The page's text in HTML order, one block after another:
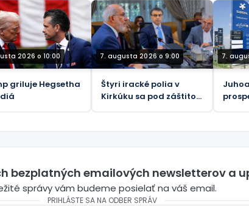
Guardian
2026 o 10:00
griluje Hegsetha
7. augusta 2026 o 9:00
Štyri iracké polia v
Kirkúku sa pod záštitou
7.
bezplatných emailových newsletterov a
správy vám budeme posielať na váš email.
PRIHLÁSTE SA NA ODBER SPRÁV